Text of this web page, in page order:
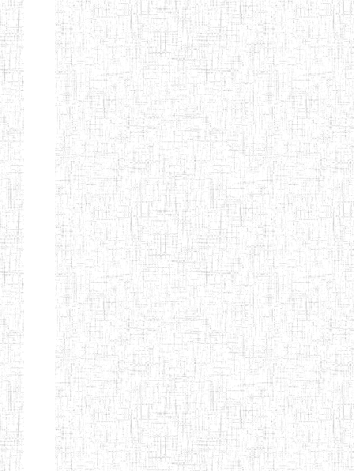
Afficher Page 4 sur 13 Total: 307
Début Préc. 1 2 3 4 5
6
Suivant
Fin
ENIEG BILINGUE
CLAIRE
FONTAINE
03/10/2012 ENIEG
Etablissements
d'enseignement
secondaire
technique
et
professionnel